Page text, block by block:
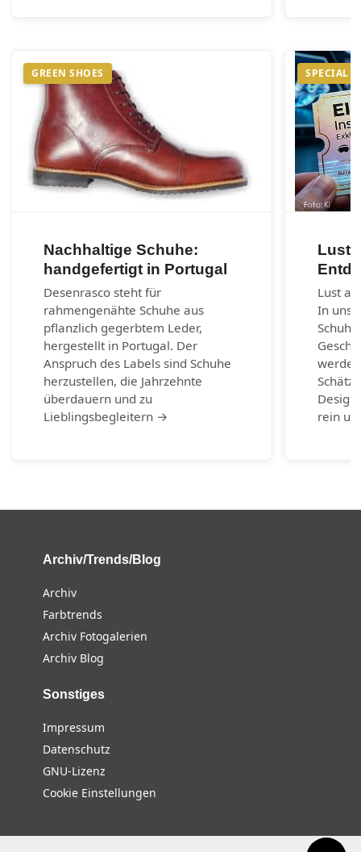
GREEN SHOES
Nachhaltige Schuhe:
handgefertigt in Portugal
Desenrasco steht für
rahmengenähte Schuhe aus
pflanzlich gegerbtem Leder,
hergestellt in Portugal. Der
Anspruch des Labels sind Schuhe
herzustellen, die Jahrzehnte
überdauern und zu
Lieblingsbegleitern →
SPECIAL
Lust
Lust
In
rein
Archiv/Trends/Blog
Archiv
Farbtrends
Archiv Fotogalerien
Archiv Blog
Sonstiges
Impressum
Datenschutz
GNU-Lizenz
Cookie Einstellungen